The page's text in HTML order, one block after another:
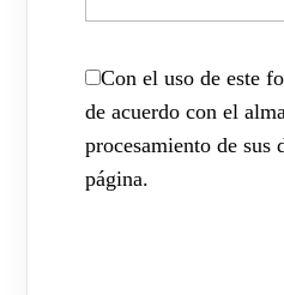
Con el uso de este
de acuerdo con el
procesamiento de sus
página.